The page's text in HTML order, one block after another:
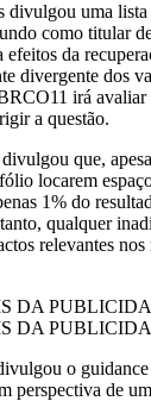
divulgou uma lista
como titular
efeitos da
divergente dos
irá avaliar
a questão.
que,
locarem
1% do
qualquer
relevantes
DA
DA
o
perspectiva de